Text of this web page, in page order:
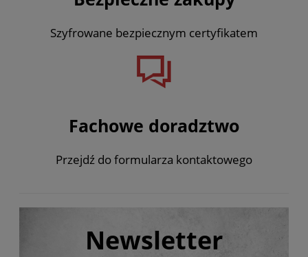
Szyfrowane bezpiecznym certyfikatem
Fachowe doradztwo
Przejdź do formularza kontaktowego
Newsletter